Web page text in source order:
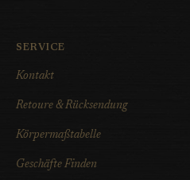
SERVICE
Kontakt
Retoure & Rücksendung
Körpermaßtabelle
Geschäfte Finden